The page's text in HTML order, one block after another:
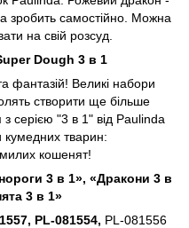
зробить самостійно. Можна
на свій розсуд.
Dough 3 в 1
фантазій! Великі набори
створити ще більше
серією "3 в 1" від Paulinda
кумедних тварин:
милих кошенят!
3 в 1», «Дракони 3 в
3 в 1»
PL-081554, PL-081556